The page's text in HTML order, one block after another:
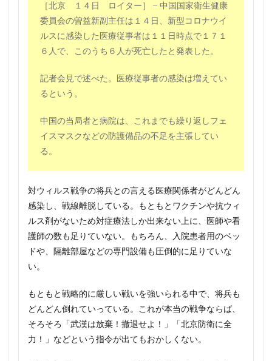
［北京 １４日 ロイター］ – 中国国家衛生健康
委員会の曽益新副主任は１４日、新型コロナウイ
ルスに感染した医療従事者は１１日時点で１７１
６人で、このうち６人が死亡したと発表した。
記者会見で述べた。医療従事者の感染は増えてい
るという。
中国の当局者と病院は、これまでも繰り返しフェ
イスマスクなどの防護備品の不足を主張してい
る。
対ウィルス戦争の将兵との言える医療関係者がどんどん
感染し、戦線離脱している。もともとワクチンや抗ウィ
ルス剤がないため対症療法しか出来ない上に、医師や看
護師の数も足りていない。もちろん、入院患者用のベッ
ドや、隔離部屋などの専門設備も圧倒的に足りていな
い。
もともと戦略的に厳しい戦いを強いられる中で、将兵も
どんどん倒れていっている。これが本当の戦争ならば、
そろそろ「武漢は放棄！撤退せよ！」「北京防衛に全
力！」などという指令が出てもおかしくない。